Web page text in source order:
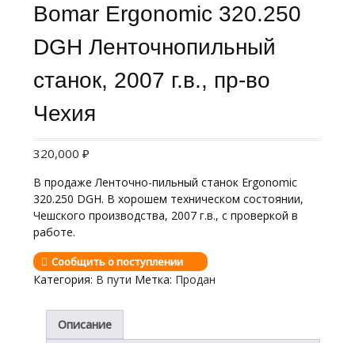
Bomar Ergonomic 320.250
DGH Ленточнопильный
станок, 2007 г.в., пр-во
Чехия
320,000 ₽
В продаже Ленточно-пильный станок Ergonomic
320.250 DGH. В хорошем техническом состоянии,
Чешского производства, 2007 г.в., с проверкой в
работе.
Сообщить о поступлении
Категория: В пути Метка: Продан
Описание